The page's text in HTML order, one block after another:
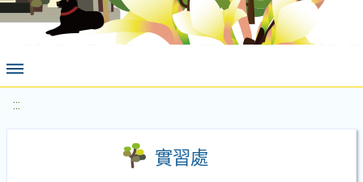
:::
實習處